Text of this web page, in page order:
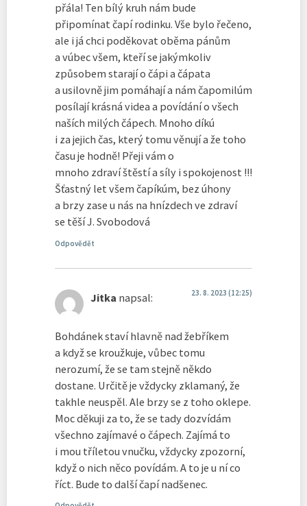
přála! Ten bílý kruh nám bude
připomínat čapí rodinku. Vše bylo řečeno,
ale i já chci poděkovat oběma pánům
a vúbec všem, kteří se jakýmkoliv
způsobem starají o čápi a čápata
a usilovně jim pomáhají a nám čapomilúm
posílají krásná videa a povídání o všech
naších milých čápech. Mnoho díkú
i za jejich čas, který tomu věnují a že toho
času je hodně! Přeji vám o
mnoho zdraví štěstí a síly i spokojenost !!!
Šťastný let všem čapíkúm, bez úhony
a brzy zase u nás na hnízdech ve zdraví
se těší J. Svobodová
Odpovědět
Jitka napsal: 23. 8. 2023 (12:25)
Bohdánek staví hlavně nad žebříkem
a když se kroužkuje, vůbec tomu
nerozumí, že se tam stejně někdo
dostane. Určitě je vždycky zklamaný, že
takhle neuspěl. Ale brzy se z toho oklepe.
Moc děkuji za to, že se tady dozvídám
všechno zajímavé o čápech. Zajímá to
i mou tříletou vnučku, vždycky zpozorní,
když o nich něco povídám. A to je u ní co
říct. Bude to další čapí nadšenec.